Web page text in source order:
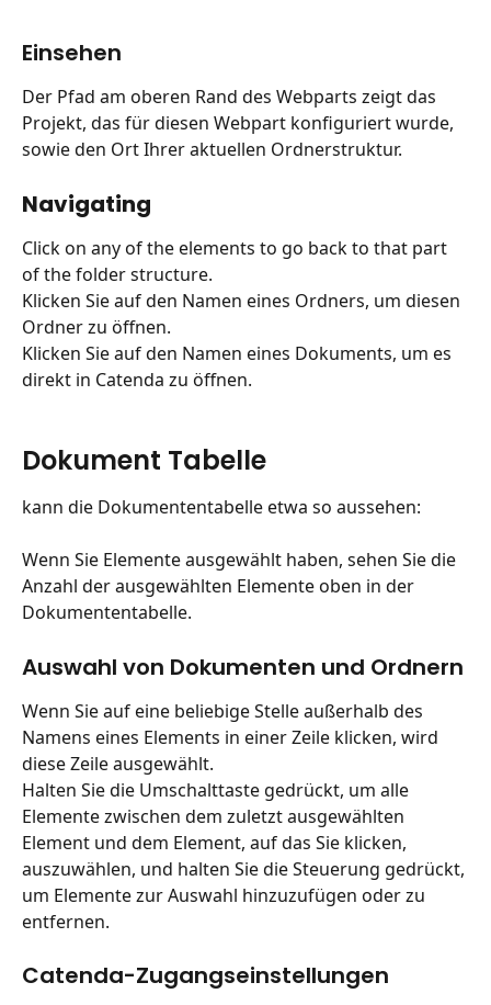
Einsehen
Der Pfad am oberen Rand des Webparts zeigt das
Projekt, das für diesen Webpart konfiguriert wurde,
sowie den Ort Ihrer aktuellen Ordnerstruktur.
Navigating
Click on any of the elements to go back to that part
of the folder structure.
Klicken Sie auf den Namen eines Ordners, um diesen
Ordner zu öffnen.
Klicken Sie auf den Namen eines Dokuments, um es
direkt in Catenda zu öffnen.
Dokument Tabelle
kann die Dokumententabelle etwa so aussehen:
Wenn Sie Elemente ausgewählt haben, sehen Sie die
Anzahl der ausgewählten Elemente oben in der
Dokumententabelle.
Auswahl von Dokumenten und Ordnern
Wenn Sie auf eine beliebige Stelle außerhalb des
Namens eines Elements in einer Zeile klicken, wird
diese Zeile ausgewählt.
Halten Sie die Umschalttaste gedrückt, um alle
Elemente zwischen dem zuletzt ausgewählten
Element und dem Element, auf das Sie klicken,
auszuwählen, und halten Sie die Steuerung gedrückt,
um Elemente zur Auswahl hinzuzufügen oder zu
entfernen.
Catenda-Zugangseinstellungen